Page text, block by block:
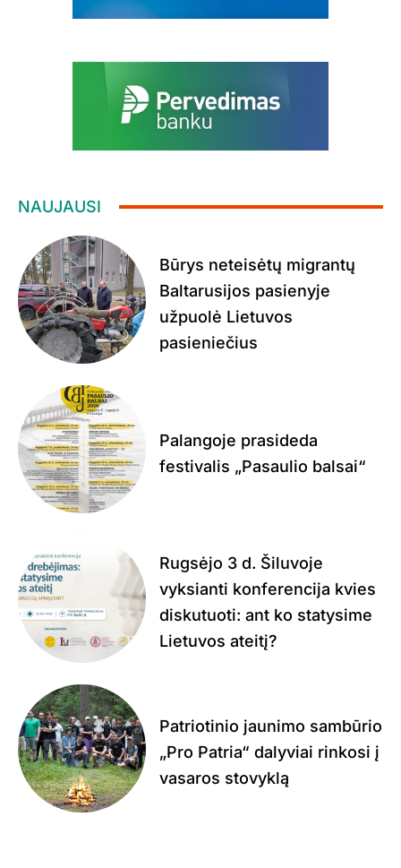
NAUJAUSI
Būrys neteisėtų migrantų
Baltarusijos pasienyje
užpuolė Lietuvos
pasieniečius
Palangoje prasideda
festivalis „Pasaulio balsai“
Rugsėjo 3 d. Šiluvoje
vyksianti konferencija kvies
diskutuoti: ant ko statysime
Lietuvos ateitį?
Patriotinio jaunimo sambūrio
„Pro Patria“ dalyviai rinkosi į
vasaros stovyklą